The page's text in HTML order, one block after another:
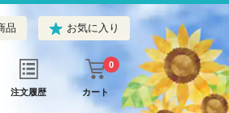
品 お気に入り
注文履歴 カート
0